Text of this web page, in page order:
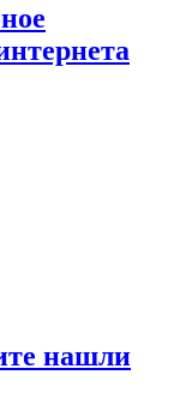
нашли